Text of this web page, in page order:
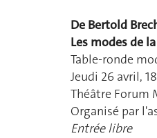
De Bertold
Les modes de
Table-ronde
Jeudi 26 avril,
Théâtre Forum
Organisé par
Entrée libre